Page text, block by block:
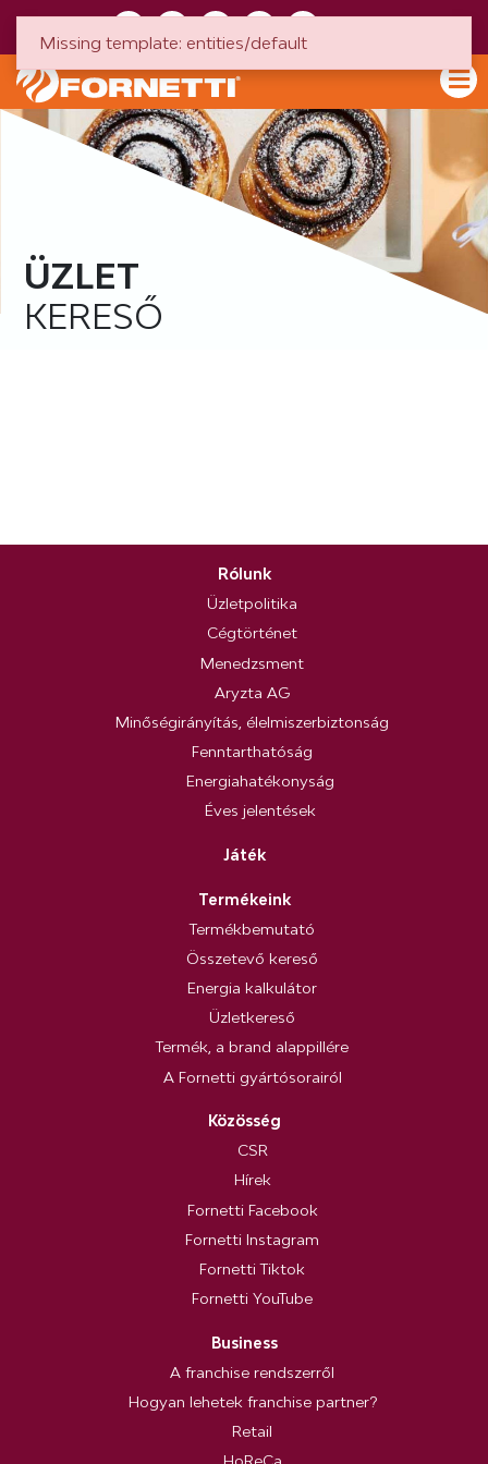
ÜZLET
KERESŐ
Rólunk
Üzletpolitika
Cégtörténet
Menedzsment
Aryzta AG
Minőségirányítás, élelmiszerbiztonság
Fenntarthatóság
Energiahatékonyság
Éves jelentések
Játék
Termékeink
Termékbemutató
Összetevő kereső
Energia kalkulátor
Üzletkereső
Termék, a brand alappillére
A Fornetti gyártósorairól
Közösség
CSR
Hírek
Fornetti Facebook
Fornetti Instagram
Fornetti Tiktok
Fornetti YouTube
Business
A franchise rendszerről
Hogyan lehetek franchise partner?
Retail
Missing template: entities/default